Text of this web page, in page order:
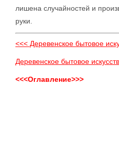
лишена случайностей и
руки.
<<< Деревенское бытовое
Деревенское бытовое
<<<Оглавление>>>